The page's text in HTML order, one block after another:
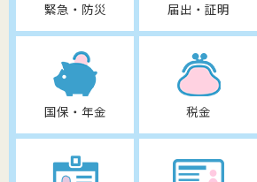
緊急・防災 届出・証明
国保・年金 税金